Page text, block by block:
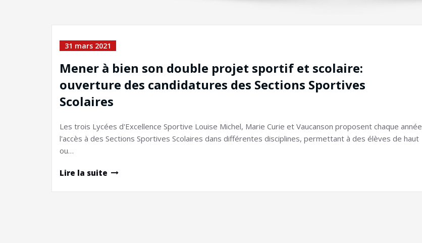
31 mars 2021
Mener à bien son double projet sportif et scolaire:
ouverture des candidatures des Sections Sportives
Scolaires
Les trois Lycées d'Excellence Sportive Louise Michel, Marie Curie et Vaucanson proposent chaque année
l'accès à des Sections Sportives Scolaires dans différentes disciplines, permettant à des élèves de haut
ou…
Lire la suite